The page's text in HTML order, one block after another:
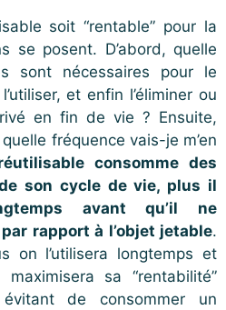
soit “rentable” pour la
se posent. D’abord, quelle
sont nécessaires pour le
et enfin l’éliminer ou
en fin de vie ? Ensuite,
fréquence vais-je m’en
consomme des
son cycle de vie, plus il
avant qu’il ne
rapport à l’objet jetable.
on l’utilisera longtemps et
sa “rentabilité”
évitant de consommer un